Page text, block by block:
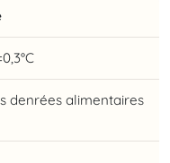
denrées alimentaires